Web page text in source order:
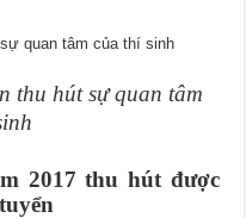
thu hút sự quan tâm
2017 thu hút được